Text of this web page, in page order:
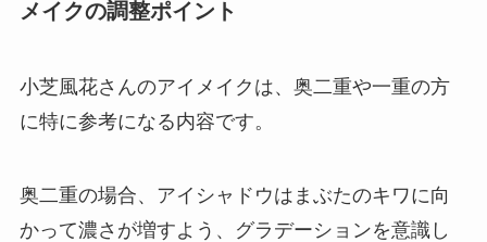
メイクの調整ポイント
小芝風花さんのアイメイクは、奥二重や一重の方
に特に参考になる内容です。
奥二重の場合、アイシャドウはまぶたのキワに向
かって濃さが増すよう、グラデーションを意識し